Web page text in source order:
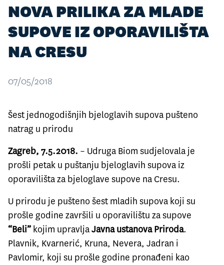
NOVA PRILIKA ZA MLADE
SUPOVE IZ OPORAVILIŠTA
NA CRESU
07/05/2018
Šest jednogodišnjih bjeloglavih supova pušteno
natrag u prirodu
Zagreb, 7.5.2018. – Udruga Biom sudjelovala je
prošli petak u puštanju bjeloglavih supova iz
oporavilišta za bjeloglave supove na Cresu.
U prirodu je pušteno šest mladih supova koji su
prošle godine završili u oporavilištu za supove
“Beli” kojim upravljaJavna ustanova Priroda.
Plavnik, Kvarnerić, Kruna, Nevera, Jadran i
Pavlomir, koji su prošle godine pronađeni kao